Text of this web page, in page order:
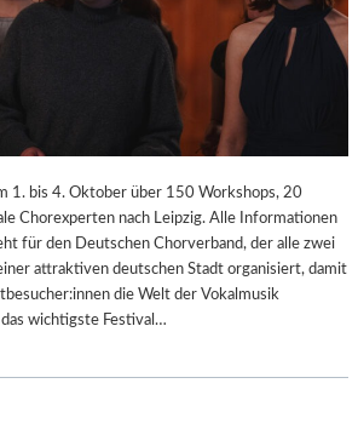
1. bis 4. Oktober über 150 Workshops, 20
Chorexperten nach Leipzig. Alle Informationen
für den Deutschen Chorverband, der alle zwei
attraktiven deutschen Stadt organisiert, damit
die Welt der Vokalmusik
wichtigste Festival…